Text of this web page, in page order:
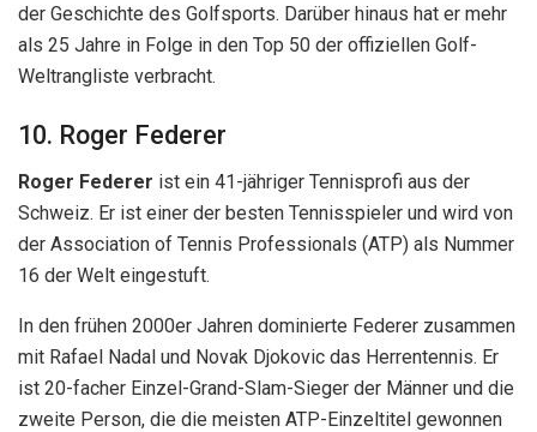
der Geschichte des Golfsports. Darüber hinaus hat er mehr
als 25 Jahre in Folge in den Top 50 der offiziellen Golf-
Weltrangliste verbracht.
10. Roger Federer
Roger Federer ist ein 41-jähriger Tennisprofi aus der
Schweiz. Er ist einer der besten Tennisspieler und wird von
der Association of Tennis Professionals (ATP) als Nummer
16 der Welt eingestuft.
In den frühen 2000er Jahren dominierte Federer zusammen
mit Rafael Nadal und Novak Djokovic das Herrentennis. Er
ist 20-facher Einzel-Grand-Slam-Sieger der Männer und die
zweite Person, die die meisten ATP-Einzeltitel gewonnen